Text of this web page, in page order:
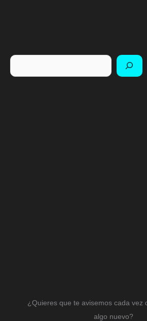
Buscar
¿Quieres que te avisemos cada vez
algo nuevo?